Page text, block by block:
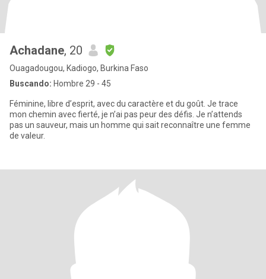
Achadane, 20
Ouagadougou, Kadiogo, Burkina Faso
Buscando: Hombre 29 - 45
Féminine, libre d’esprit, avec du caractère et du goût. Je trace
mon chemin avec fierté, je n’ai pas peur des défis. Je n’attends
pas un sauveur, mais un homme qui sait reconnaître une femme
de valeur.